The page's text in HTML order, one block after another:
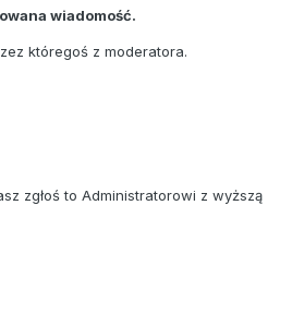
wiadomość.
któregoś z moderatora.
zgłoś to Administratorowi z wyższą